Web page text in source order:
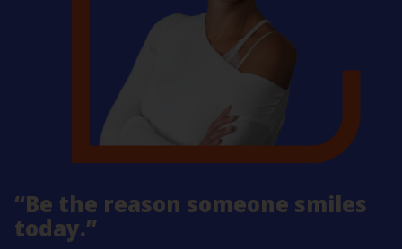
“Be the reason someone smiles
today.”